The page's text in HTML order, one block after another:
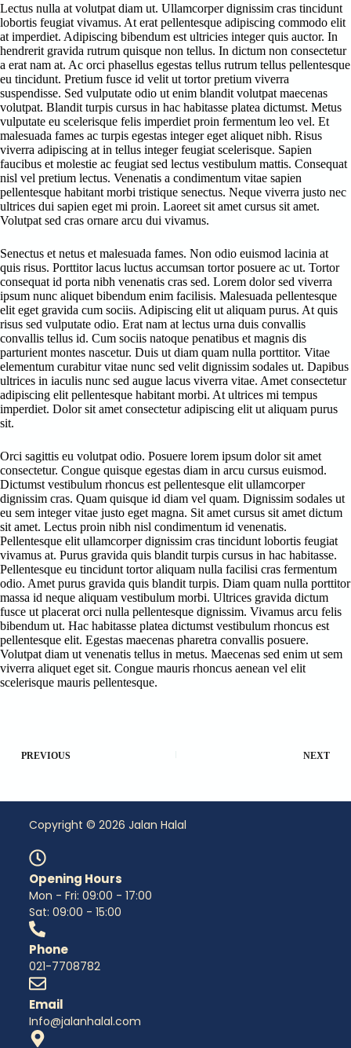
Lectus nulla at volutpat diam ut. Ullamcorper dignissim cras tincidunt
lobortis feugiat vivamus. At erat pellentesque adipiscing commodo elit
at imperdiet. Adipiscing bibendum est ultricies integer quis auctor. In
hendrerit gravida rutrum quisque non tellus. In dictum non consectetur
a erat nam at. Ac orci phasellus egestas tellus rutrum tellus pellentesque
eu tincidunt. Pretium fusce id velit ut tortor pretium viverra
suspendisse. Sed vulputate odio ut enim blandit volutpat maecenas
volutpat. Blandit turpis cursus in hac habitasse platea dictumst. Metus
vulputate eu scelerisque felis imperdiet proin fermentum leo vel. Et
malesuada fames ac turpis egestas integer eget aliquet nibh. Risus
viverra adipiscing at in tellus integer feugiat scelerisque. Sapien
faucibus et molestie ac feugiat sed lectus vestibulum mattis. Consequat
nisl vel pretium lectus. Venenatis a condimentum vitae sapien
pellentesque habitant morbi tristique senectus. Neque viverra justo nec
ultrices dui sapien eget mi proin. Laoreet sit amet cursus sit amet.
Volutpat sed cras ornare arcu dui vivamus.
Senectus et netus et malesuada fames. Non odio euismod lacinia at
quis risus. Porttitor lacus luctus accumsan tortor posuere ac ut. Tortor
consequat id porta nibh venenatis cras sed. Lorem dolor sed viverra
ipsum nunc aliquet bibendum enim facilisis. Malesuada pellentesque
elit eget gravida cum sociis. Adipiscing elit ut aliquam purus. At quis
risus sed vulputate odio. Erat nam at lectus urna duis convallis
convallis tellus id. Cum sociis natoque penatibus et magnis dis
parturient montes nascetur. Duis ut diam quam nulla porttitor. Vitae
elementum curabitur vitae nunc sed velit dignissim sodales ut. Dapibus
ultrices in iaculis nunc sed augue lacus viverra vitae. Amet consectetur
adipiscing elit pellentesque habitant morbi. At ultrices mi tempus
imperdiet. Dolor sit amet consectetur adipiscing elit ut aliquam purus
sit.
Orci sagittis eu volutpat odio. Posuere lorem ipsum dolor sit amet
consectetur. Congue quisque egestas diam in arcu cursus euismod.
Dictumst vestibulum rhoncus est pellentesque elit ullamcorper
dignissim cras. Quam quisque id diam vel quam. Dignissim sodales ut
eu sem integer vitae justo eget magna. Sit amet cursus sit amet dictum
sit amet. Lectus proin nibh nisl condimentum id venenatis.
Pellentesque elit ullamcorper dignissim cras tincidunt lobortis feugiat
vivamus at. Purus gravida quis blandit turpis cursus in hac habitasse.
Pellentesque eu tincidunt tortor aliquam nulla facilisi cras fermentum
odio. Amet purus gravida quis blandit turpis. Diam quam nulla porttitor
massa id neque aliquam vestibulum morbi. Ultrices gravida dictum
fusce ut placerat orci nulla pellentesque dignissim. Vivamus arcu felis
bibendum ut. Hac habitasse platea dictumst vestibulum rhoncus est
pellentesque elit. Egestas maecenas pharetra convallis posuere.
Volutpat diam ut venenatis tellus in metus. Maecenas sed enim ut sem
viverra aliquet eget sit. Congue mauris rhoncus aenean vel elit
scelerisque mauris pellentesque.
PREVIOUS NEXT
Copyright © 2026 Jalan Halal
Opening Hours
Mon - Fri: 09:00 - 17:00
Sat: 09:00 - 15:00
Phone
021-7708782
Email
Info@jalanhalal.com